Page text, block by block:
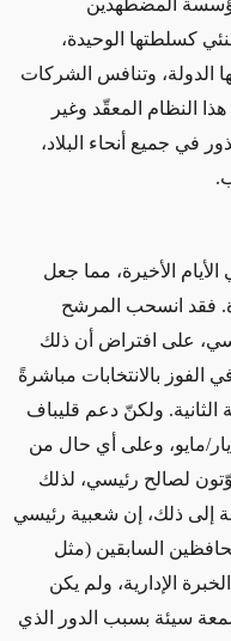
المضطهدين
كسلطتها الوحيدة،
الدولة، وتنافس الشركات
النظام المعقّد وغير
في جميع أنحاء البلاد،
الأخيرة، مما جعل
فقد انسحب المرشح
على افتراض أن ذلك
بالانتخابات مباشرةً
ولكنّ دعم قليباف
انخفض بشكلٍ ملحوظ بعد مناظرة 12 أيار/مايو، وعلى أي حال من
لصالح رئيسي، لذلك
إلى ذلك، إن شعبية رئيسي
السابقين (مثل
الإدارية، ولم يكن
سيئة بسبب الدور الذي